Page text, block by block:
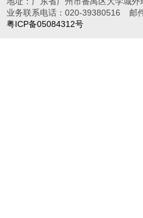
业务联系电话：020-39380516
邮
粤ICP备05084312号